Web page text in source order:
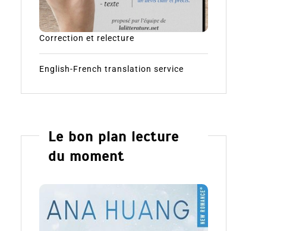
Correction et relecture
English-French translation service
Le bon plan lecture
du moment